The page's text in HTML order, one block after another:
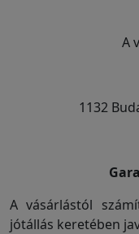
Garanciáink
A
1132
A vásárlástól
jótállás keretében